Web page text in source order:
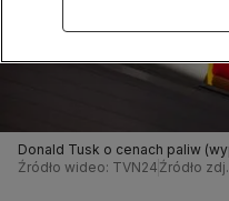
Donald Tusk o cenach paliw
Źródło wideo: TVN24 Źródło